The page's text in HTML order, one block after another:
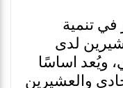
في تنمية
لدى
ويُعد اساسًا
والعشيرين